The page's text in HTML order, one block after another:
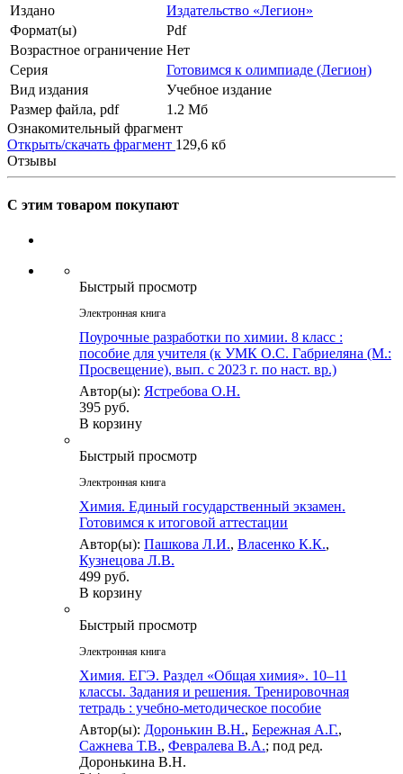
Издано
Издательство «Легион»
Формат(ы)
Pdf
Возрастное ограничение Нет
Серия
Готовимся к олимпиаде (Легион)
Вид издания
Учебное издание
Размер файла, pdf
1.2 Mб
Ознакомительный фрагмент
Открыть/скачать фрагмент 129,6 кб
Отзывы
С этим товаром покупают
Быстрый просмотр
Электронная книга
Поурочные разработки по химии. 8 класс :
пособие для учителя (к УМК О.С. Габриеляна (М.:
Просвещение), вып. с 2023 г. по наст. вр.)
Автор(ы): Ястребова О.Н.
395 руб.
В корзину
Быстрый просмотр
Электронная книга
Химия. Единый государственный экзамен.
Готовимся к итоговой аттестации
Автор(ы): Пашкова Л.И., Власенко К.К.,
Кузнецова Л.В.
499 руб.
В корзину
Быстрый просмотр
Электронная книга
Химия. ЕГЭ. Раздел «Общая химия». 10–11
классы. Задания и решения. Тренировочная
тетрадь : учебно-методическое пособие
Автор(ы): Доронькин В.Н., Бережная А.Г.,
Сажнева Т.В., Февралева В.А.; под ред.
Доронькина В.Н.